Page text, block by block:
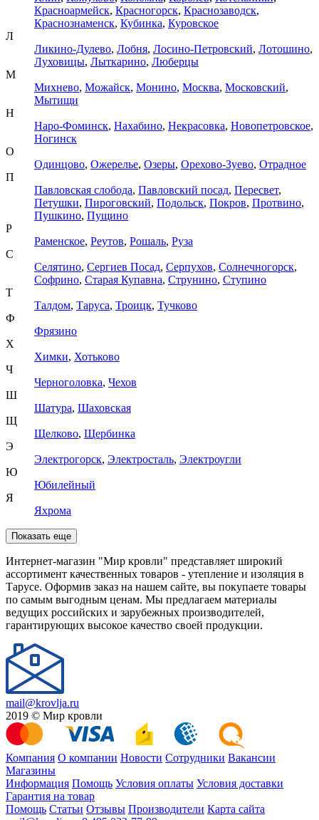
Красноармейск, Красногорск, Краснозаводск,
Краснознаменск, Кубинка, Куровское
Л
Ликино-Дулево, Лобня, Лосино-Петровский, Лотошино,
Луховицы, Лыткарино, Люберцы
М
Михнево, Можайск, Монино, Москва, Московский,
Мытищи
Н
Наро-Фоминск, Нахабино, Некрасовка, Новопетровское,
Ногинск
О
Одинцово, Ожерелье, Озеры, Орехово-Зуево, Отрадное
П
Павловская слобода, Павловский посад, Пересвет,
Петушки, Пироговский, Подольск, Покров, Протвино,
Пушкино, Пущино
Р
Раменское, Реутов, Рошаль, Руза
С
Селятино, Сергиев Посад, Серпухов, Солнечногорск,
Софрино, Старая Купавна, Струнино, Ступино
Т
Талдом, Таруса, Троицк, Тучково
Ф
Фрязино
Х
Химки, Хотьково
Ч
Черноголовка, Чехов
Ш
Шатура, Шаховская
Щ
Щелково, Щербинка
Э
Электрогорск, Электросталь, Электроугли
Ю
Юбилейный
Я
Яхрома
Показать еще
Интернет-магазин "Мир кровли" представляет широкий
ассортимент качественных товаров - утепление и изоляция в
Тарусе. Оформив заказ на нашем сайте, вы покупаете товары
по самым выгодным ценам. Мы предлагаем материалы
ведущих российских и зарубежных производителей,
гарантирующих высокое качество своей продукции.
mail@krovlja.ru
2019 © Мир кровли
Компания О компании Новости Сотрудники Вакансии
Магазины
Информация Помощь Условия оплаты Условия доставки
Гарантия на товар
Помощь Статьи Отзывы Производители Карта сайта